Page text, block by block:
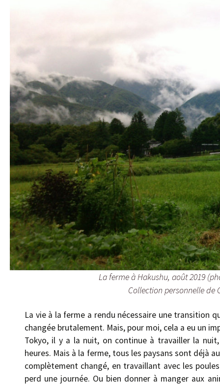
La ferme à Hakushu, août 2019
Collection personnelle de
La vie à la ferme a rendu nécessaire une transition
changée brutalement. Mais, pour moi, cela a eu un
Tokyo, il y a la nuit, on continue à travailler la
heures. Mais à la ferme, tous les paysans sont déjà
complètement changé, en travaillant avec les
perd une journée. Ou bien donner à manger aux